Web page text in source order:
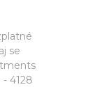
se
4128